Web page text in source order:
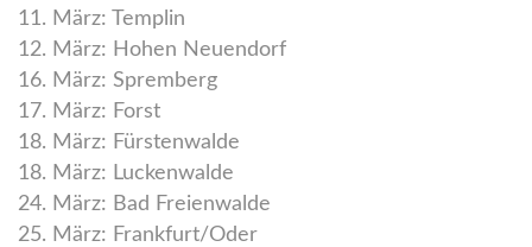
11. März: Templin
12. März: Hohen Neuendorf
16. März: Spremberg
17. März: Forst
18. März: Fürstenwalde
18. März: Luckenwalde
24. März: Bad Freienwalde
25. März: Frankfurt/Oder